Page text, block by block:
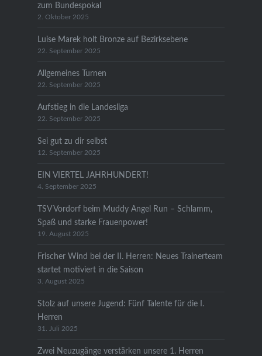
zum Bundespokal
2. Oktober 2025
Luise Marek holt Bronze auf Bezirksebene
22. September 2025
Allgemeines Turnen
22. September 2025
Aufstieg in die Landesliga
22. September 2025
Sei gut zu dir selbst
12. September 2025
EIN VIERTEL JAHRHUNDERT!
4. September 2025
TSV Vordorf beim Muddy Angel Run – Schlamm,
Spaß und starke Frauenpower!
19. August 2025
Frischer Wind bei der II. Herren: Neues Trainerteam
startet motiviert in die Saison
3. August 2025
Stolz auf unsere Jugend: Fünf Talente für die I.
Herren
31. Juli 2025
Zwei Neuzugänge verstärken unsere 1. Herren